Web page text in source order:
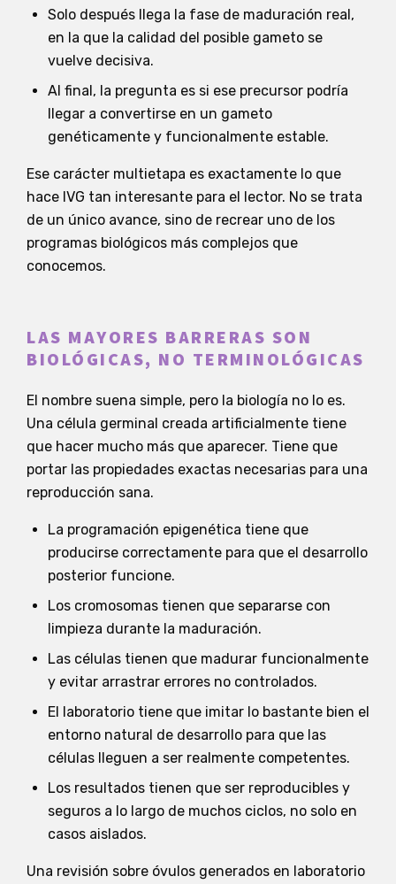
Solo después llega la fase de maduración real,
en la que la calidad del posible gameto se
vuelve decisiva.
Al final, la pregunta es si ese precursor podría
llegar a convertirse en un gameto
genéticamente y funcionalmente estable.
Ese carácter multietapa es exactamente lo que
hace IVG tan interesante para el lector. No se trata
de un único avance, sino de recrear uno de los
programas biológicos más complejos que
conocemos.
LAS MAYORES BARRERAS SON
BIOLÓGICAS, NO TERMINOLÓGICAS
El nombre suena simple, pero la biología no lo es.
Una célula germinal creada artificialmente tiene
que hacer mucho más que aparecer. Tiene que
portar las propiedades exactas necesarias para una
reproducción sana.
La programación epigenética tiene que
producirse correctamente para que el desarrollo
posterior funcione.
Los cromosomas tienen que separarse con
limpieza durante la maduración.
Las células tienen que madurar funcionalmente
y evitar arrastrar errores no controlados.
El laboratorio tiene que imitar lo bastante bien el
entorno natural de desarrollo para que las
células lleguen a ser realmente competentes.
Los resultados tienen que ser reproducibles y
seguros a lo largo de muchos ciclos, no solo en
casos aislados.
Una revisión sobre óvulos generados en laboratorio